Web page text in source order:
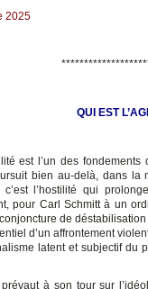
2025
QUI EST
est l’un des
bien au-delà, dans la
c’est l’hostilité qui
pour Carl Schmitt à un
de
d’un affrontement
latent et subjectif
à son tour sur